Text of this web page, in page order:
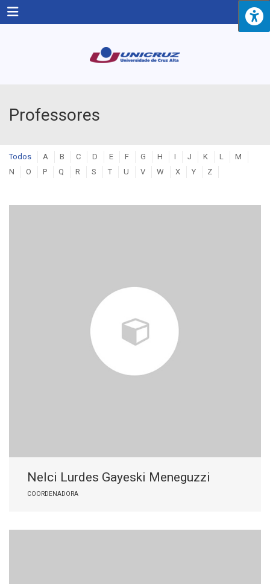
Menu
Professores
Todos A B C D E F G H I J K L
M
N
O P Q R S T U V W X Y Z
Nelci Lurdes Gayeski Meneguzzi
COORDENADORA